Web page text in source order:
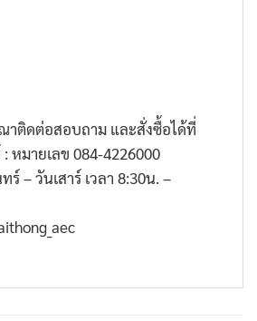
าติดต่อสอบถาม และสั่งซื้อได้ที่
หมายเลข 084-4226000
ร์ – วันเสาร์ เวลา 8:30น. –